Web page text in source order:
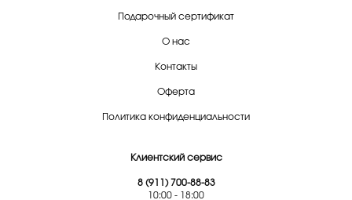
Подарочный сертификат
О нас
Контакты
Оферта
Политика конфиденциальности
Клиентский сервис
8 (911) 700-88-83
10:00 - 18:00